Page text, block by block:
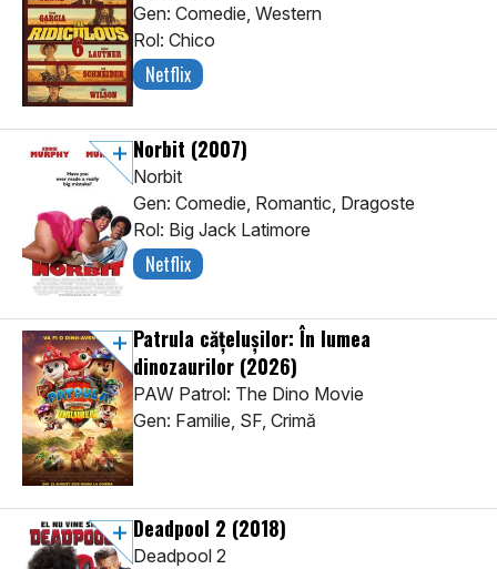
Gen: Comedie, Western
Rol: Chico
Netflix
Norbit (2007)
Norbit
Gen: Comedie, Romantic, Dragoste
Rol: Big Jack Latimore
Netflix
Patrula cățelușilor: În lumea
dinozaurilor (2026)
PAW Patrol: The Dino Movie
Gen: Familie, SF, Crimă
Deadpool 2 (2018)
Deadpool 2